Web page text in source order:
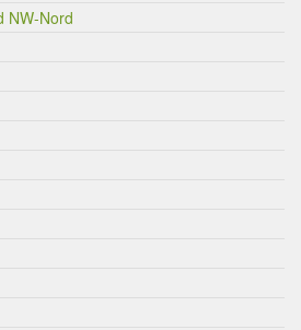
NW-Nord